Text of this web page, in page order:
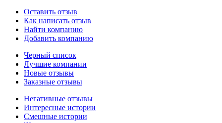
Оставить отзыв
Как написать отзыв
Найти компанию
Добавить компанию
Черный список
Лучшие компании
Новые отзывы
Заказные отзывы
Негативные отзывы
Интересные истории
Смешные истории